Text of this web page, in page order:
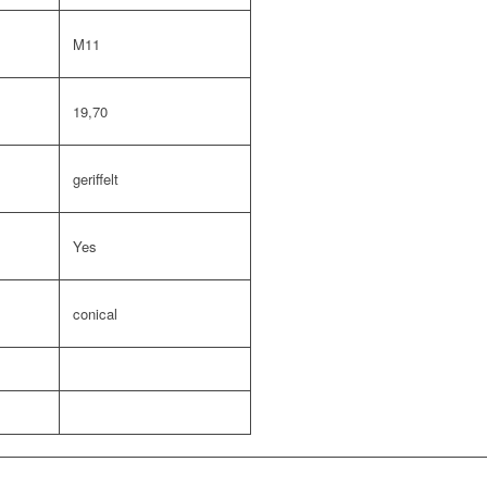
M11
19,70
geriffelt
Yes
conical